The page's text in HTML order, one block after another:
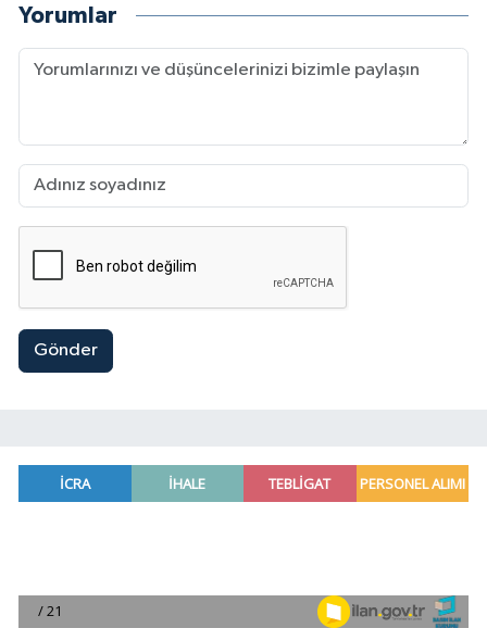
Yorumlar
Gönder